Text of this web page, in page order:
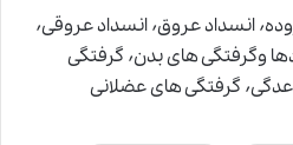
انسداد درون سلولی٬ انسداد روده٬ انسداد عروق٬ انسداد عروقی٬
انسدادها و گرفتگی ها٬ انسدادها وگرفتگی های بدن٬ گرفتگی